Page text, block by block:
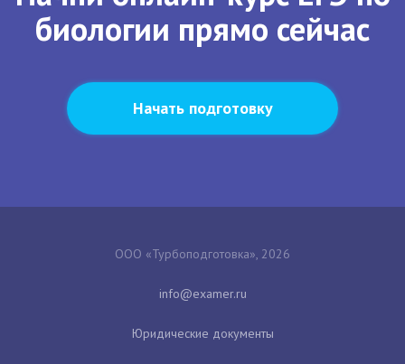
биологии прямо сейчас
Начать подготовку
ООО «Турбоподготовка», 2026
Юридические документы